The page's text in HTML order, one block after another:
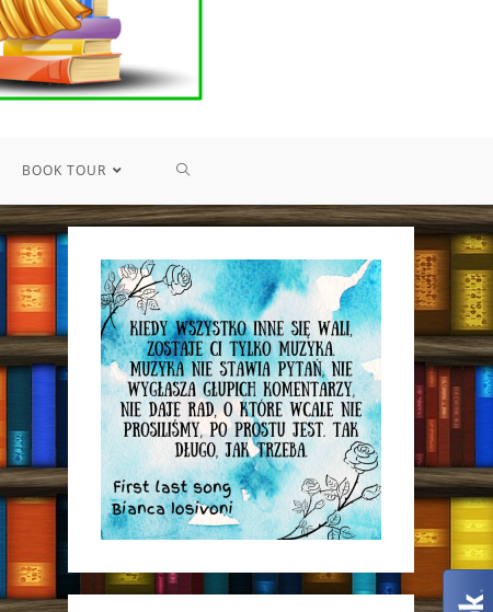
BOOK TOUR TOGGLE
SEARCH